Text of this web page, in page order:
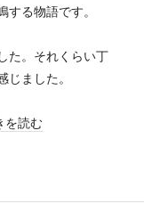
る物語です。
た。それくらい丁
ました。
を読む